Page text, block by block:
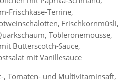
Frischkäse-Terrine,
Frischkornmüsli,
Tobleronemousse,
Butterscotch-Sauce,
mit Vanillesauce
, Tomaten- und Multivitaminsaft,